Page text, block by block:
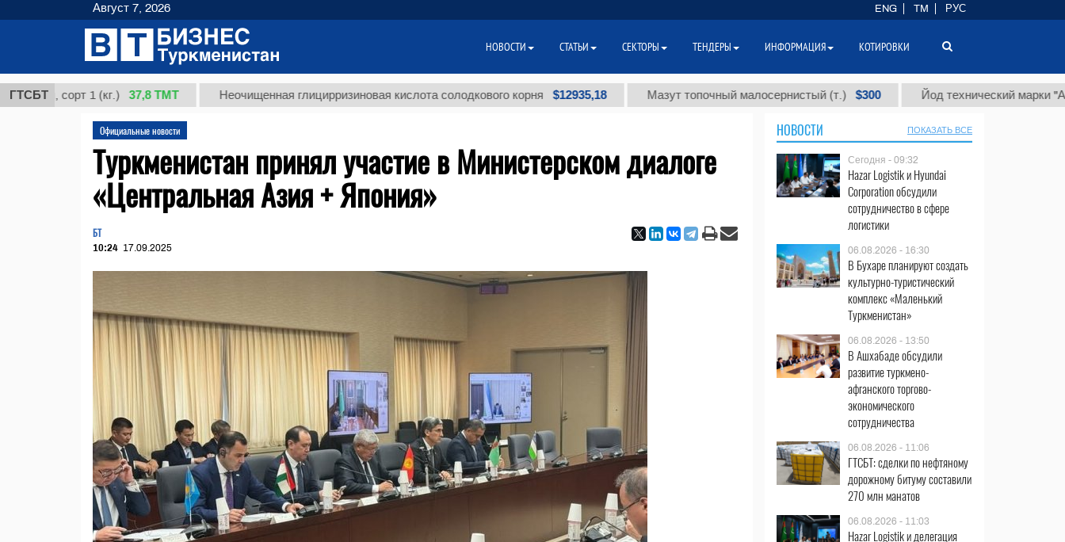
ГТСБТ
сорт 1 (кг.) 37,8 ТМТ Неочищенная глицирризиновая кислота солодкового корня $12935,18 Мазут топочный малосернистый (т.) $300 Йод технический марки "А" (т.)
Официальные новости
Туркменистан принял участие в Министерском диалоге
«Центральная Азия + Япония»
БТ
10:24 17.09.2025
НОВОСТИ ПОКАЗАТЬ ВСЕ
Сегодня - 09:32
Hazar Logistik и Hyundai
Corporation обсудили
сотрудничество в сфере
логистики
06.08.2026 - 16:30
В Бухаре планируют создать
культурно-туристический
комплекс «Маленький
Туркменистан»
06.08.2026 - 13:50
В Ашхабаде обсудили
развитие туркмено-
афганского торгово-
экономического
сотрудничества
06.08.2026 - 11:06
ГТСБТ: сделки по нефтяному
дорожному битуму составили
270 млн манатов
06.08.2026 - 11:03
Hazar Logistik и делегация
Август 7, 2026 ENG TM РУС
НОВОСТИ СТАТЬИ СЕКТОРЫ ТЕНДЕРЫ ИНФОРМАЦИЯ КОТИРОВКИ